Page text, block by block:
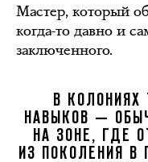
Мастер, который
когда-то давно и
заключенного.
В КОЛОНИЯХ
НАВЫКОВ —
НА ЗОНЕ, ГДЕ
ИЗ ПОКОЛЕНИЯ В